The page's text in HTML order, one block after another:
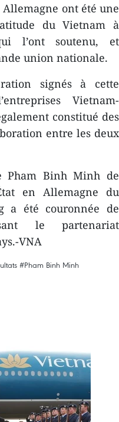
ont été une
du Vietnam à
l’ont soutenu, et
union nationale.
signés à cette
Vietnam-
constitué des
entre les deux
Pham Binh Minh ​de
en Allemagne du
a été couronnée de
le partenariat
VNA
#Pham Binh Minh